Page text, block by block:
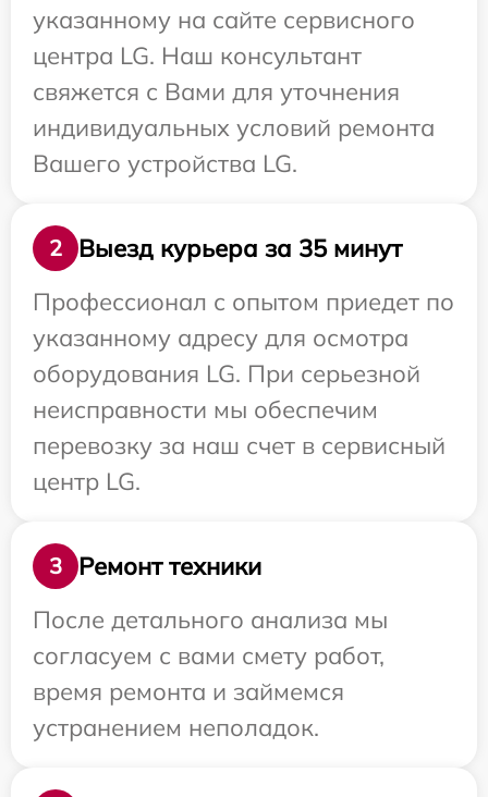
указанному на сайте сервисного
центра LG. Наш консультант
свяжется с Вами для уточнения
индивидуальных условий ремонта
Вашего устройства LG.
2
Выезд курьера за 35 минут
Профессионал с опытом приедет по
указанному адресу для осмотра
оборудования LG. При серьезной
неисправности мы обеспечим
перевозку за наш счет в сервисный
центр LG.
3
Ремонт техники
После детального анализа мы
согласуем с вами смету работ,
время ремонта и займемся
устранением неполадок.